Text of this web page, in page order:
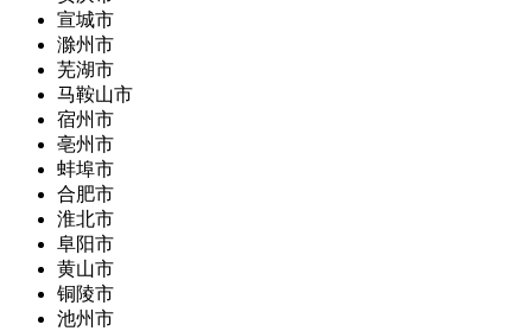
宣城市
滁州市
芜湖市
马鞍山市
宿州市
亳州市
蚌埠市
合肥市
淮北市
阜阳市
黄山市
铜陵市
池州市